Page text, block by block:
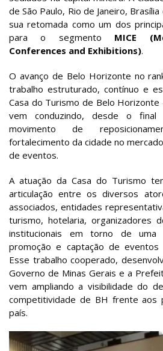
de São Paulo, Rio de Janeiro,
sua retomada como um dos
para o segmento MICE
Conferences and Exhibitions).
O avanço de Belo Horizonte no
trabalho estruturado, contínuo e
Casa do Turismo de Belo Horizonte
vem conduzindo, desde o
movimento de
fortalecimento da cidade no
de eventos.
A atuação da Casa do Turismo
articulação entre os diversos
associados, entidades
turismo, hotelaria, organizadores
institucionais em torno de uma
promoção e captação de eventos
Esse trabalho cooperado,
Governo de Minas Gerais e a
vem ampliando a visibilidade do
competitividade de BH frente aos
país.